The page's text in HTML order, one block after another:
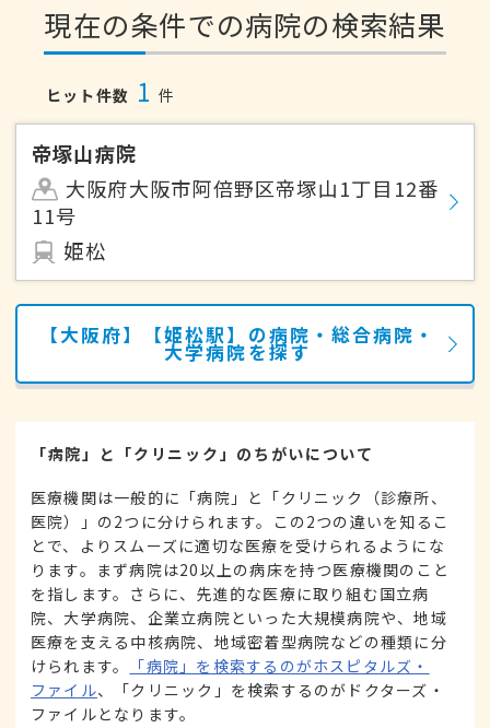
現在の条件での病院の検索結果
ヒット件数 1 件
帝塚山病院
大阪府大阪市阿倍野区帝塚山1丁目12番
11号
姫松
【大阪府】【姫松駅】の病院・総合病院・
大学病院を探す
「病院」と「クリニック」のちがいについて
医療機関は一般的に「病院」と「クリニック（診療所、
医院）」の2つに分けられます。この2つの違いを知るこ
とで、よりスムーズに適切な医療を受けられるようにな
ります。まず病院は20以上の病床を持つ医療機関のこと
を指します。さらに、先進的な医療に取り組む国立病
院、大学病院、企業立病院といった大規模病院や、地域
医療を支える中核病院、地域密着型病院などの種類に分
けられます。
「病院」を検索するのがホスピタルズ・
ファイル、「クリニック」を検索するのがドクターズ・
ファイルとなります。